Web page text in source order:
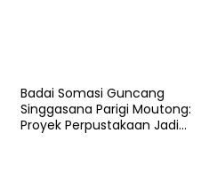
Badai Somasi Guncang
Singgasana Parigi Moutong:
Proyek Perpustakaan Jadi